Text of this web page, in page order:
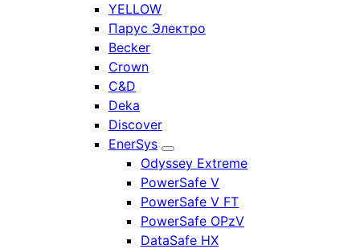
YELLOW
Парус Электро
Becker
Crown
C&D
Deka
Discover
EnerSys
Odyssey Extreme
PowerSafe V
PowerSafe V FT
PowerSafe OPzV
DataSafe HX